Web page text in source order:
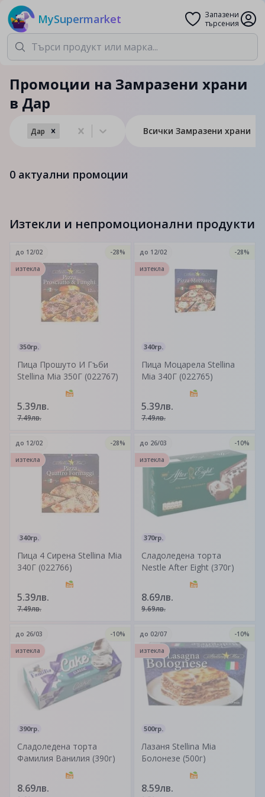
MySupermarket
Запазени
търсения
Промоции на Замразени храни
в Дар
Дар Всички Замразени храни
0 актуални промоции
Изтекли и непромоционални продукти
350гр.
Пица Прошуто И Гъби
Stellina Mia 350Г (022767)
5.39лв.
7.49лв.
до 12/02
-28%
изтекла
340гр.
Пица Моцарела Stellina
Mia 340Г (022765)
5.39лв.
7.49лв.
до 12/02
-28%
изтекла
340гр.
Пица 4 Сирена Stellina Mia
340Г (022766)
5.39лв.
7.49лв.
до 12/02
-28%
изтекла
370гр.
Сладоледена торта
Nestle After Eight (370г)
8.69лв.
9.69лв.
до 26/03
-10%
изтекла
390гр.
Сладоледена торта
Фамилия Ванилия (390г)
8.69лв.
до 26/03
-10%
изтекла
500гр.
Лазаня Stellina Mia
Болонезе (500г)
8.59лв.
до 02/07
-10%
изтекла